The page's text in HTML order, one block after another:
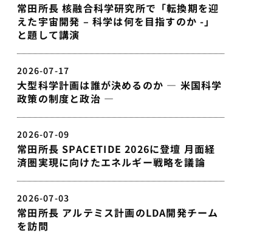
常田所長 核融合科学研究所で「転換期を迎
えた宇宙開発 – 科学は何を目指すのか -」
と題して講演
2026-07-17
大型科学計画は誰が決めるのか — 米国科学
政策の制度と政治 —
2026-07-09
常田所長 SPACETIDE 2026に登壇 月面経
済圏実現に向けたエネルギー戦略を議論
2026-07-03
常田所長 アルテミス計画のLDA開発チーム
を訪問